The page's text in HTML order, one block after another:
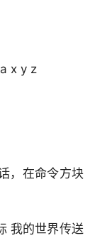
x y z
，在命令方块